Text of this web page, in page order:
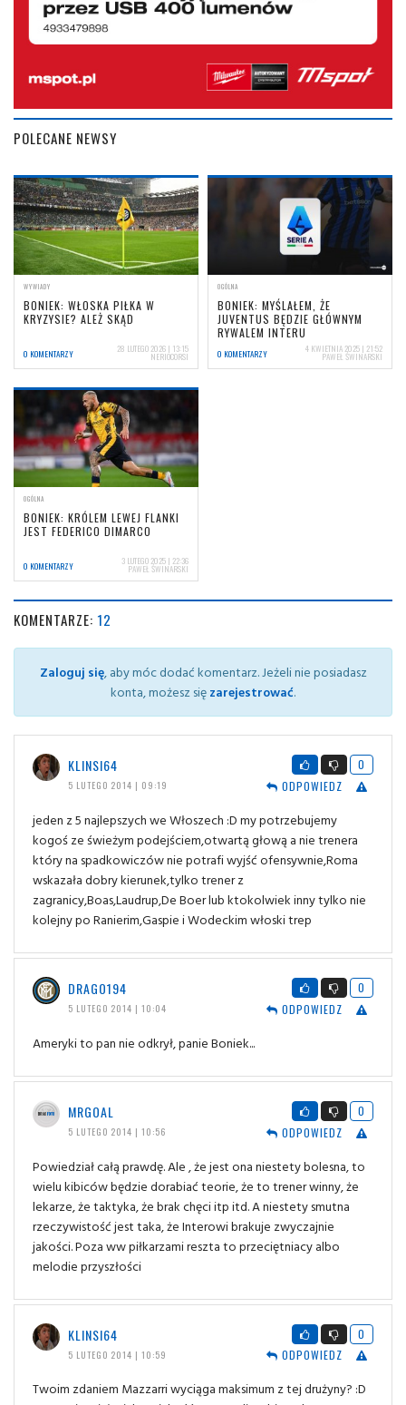
POLECANE NEWSY
WYWIADY
BONIEK: WŁOSKA PIŁKA W
KRYZYSIE? ALEŻ SKĄD
0 KOMENTARZY 28 LUTEGO 2026 | 13:15
NERIOCORSI
OGÓLNA
BONIEK: MYŚLAŁEM, ŻE
JUVENTUS BĘDZIE GŁÓWNYM
RYWALEM INTERU
0 KOMENTARZY 4 KWIETNIA 2025 | 21:52
PAWEŁ ŚWINARSKI
OGÓLNA
BONIEK: KRÓLEM LEWEJ FLANKI
JEST FEDERICO DIMARCO
0 KOMENTARZY 3 LUTEGO 2025 | 22:36
PAWEŁ ŚWINARSKI
KOMENTARZE: 12
Zaloguj się, aby móc dodać komentarz. Jeżeli nie posiadasz
konta, możesz sięzarejestrować.
KLINSI64
5 LUTEGO 2014 | 09:19
0
ODPOWIEDZ
jeden z 5 najlepszych we Włoszech :D my potrzebujemy
kogoś ze świeżym podejściem,otwartą głową a nie trenera
który na spadkowiczów nie potrafi wyjść ofensywnie,Roma
wskazała dobry kierunek,tylko trener z
zagranicy,Boas,Laudrup,De Boer lub ktokolwiek inny tylko nie
kolejny po Ranierim,Gaspie i Wodeckim włoski trep
DRAGO194
5 LUTEGO 2014 | 10:04
0
ODPOWIEDZ
Ameryki to pan nie odkrył, panie Boniek...
MRGOAL
5 LUTEGO 2014 | 10:56
0
ODPOWIEDZ
Powiedział całą prawdę. Ale , że jest ona niestety bolesna, to
wielu kibiców będzie dorabiać teorie, że to trener winny, że
lekarze, że taktyka, że brak chęci itp itd. A niestety smutna
rzeczywistość jest taka, że Interowi brakuje zwyczajnie
jakości. Poza ww piłkarzami reszta to przeciętniacy albo
melodie przyszłości
KLINSI64
5 LUTEGO 2014 | 10:59
0
ODPOWIEDZ
Twoim zdaniem Mazzarri wyciąga maksimum z tej drużyny? :D